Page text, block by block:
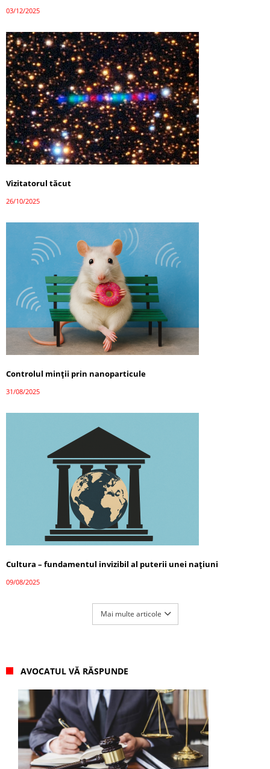
03/12/2025
Vizitatorul tăcut
26/10/2025
Controlul minții prin nanoparticule
31/08/2025
Cultura – fundamentul invizibil al puterii unei națiuni
09/08/2025
Mai multe articole
AVOCATUL VĂ RĂSPUNDE